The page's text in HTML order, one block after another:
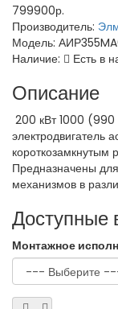
799900р.
Производитель:
Модель:
Наличие:
Есть в
Описание
200 кВт 1000
электродвигатель
Предназначены
механизмов в
Доступные
Монтажное